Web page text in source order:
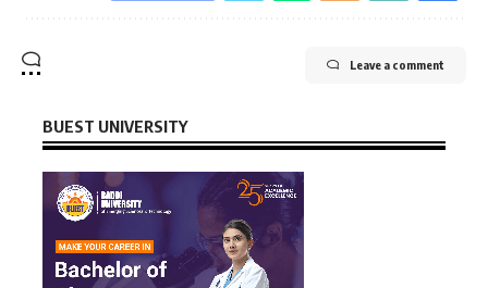
Leave a comment
BUEST UNIVERSITY